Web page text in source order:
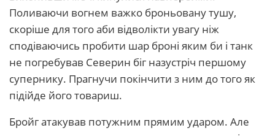
Поливаючи вогнем важко броньовану тушу,
скоріше для того аби відволікти увагу ніж
сподіваючись пробити шар броні яким би і танк
не погребував Северин біг назустріч першому
супернику. Прагнучи покінчити з ним до того як
підійде його товариш.
Бройг атакував потужним прямим ударом. Але